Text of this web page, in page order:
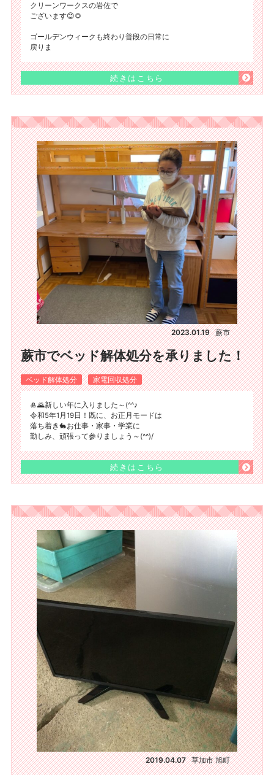
クリーンワークスの岩佐で
ございます😊🌻
ゴールデンウィークも終わり普段の日常に
戻りま
続きはこちら
2023.01.19 蕨市
蕨市でベッド解体処分を承りました！
ベッド解体処分 家電回収処分
🎍🌄新しい年に入りました～(^^♪
令和5年1月19日！既に、お正月モードは
落ち着き🐇お仕事・家事・学業に
勤しみ、頑張って参りましょう～(^^)/
続きはこちら
2019.04.07 草加市 旭町